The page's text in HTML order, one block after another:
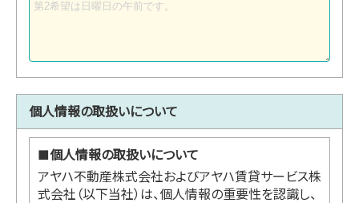
個人情報の取扱いについて
■個人情報の取扱いについて
アヤハ不動産株式会社およびアヤハ賃貸サービス株
式会社（以下当社）は、個人情報の重要性を認識し、